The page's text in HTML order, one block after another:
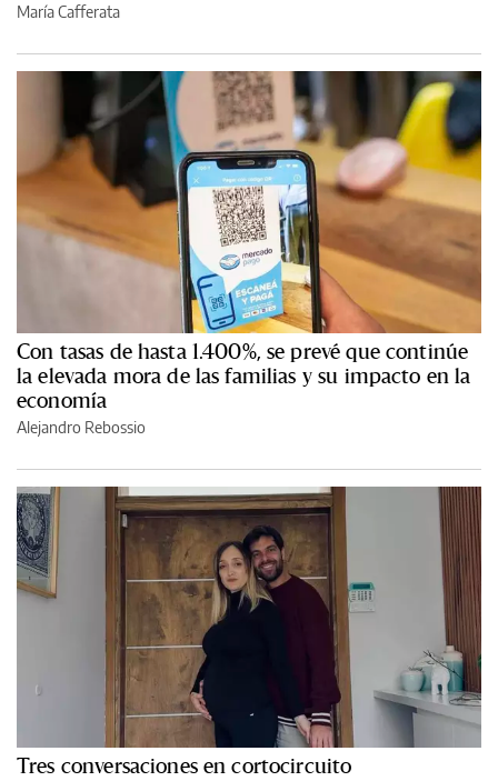
María Cafferata
Con tasas de hasta 1.400%, se prevé que continúe
la elevada mora de las familias y su impacto en la
economía
Alejandro Rebossio
Tres conversaciones en cortocircuito